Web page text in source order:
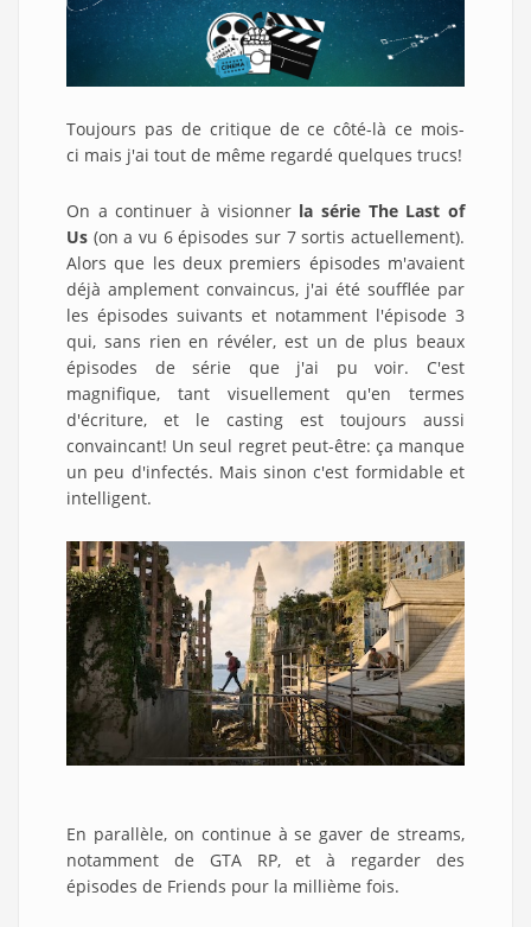
Toujours pas de critique de ce côté-là ce mois-
ci mais j'ai tout de même regardé quelques trucs!
On a continuer à visionner la série The Last of
Us (on a vu 6 épisodes sur 7 sortis actuellement).
Alors que les deux premiers épisodes m'avaient
déjà amplement convaincus, j'ai été soufflée par
les épisodes suivants et notamment l'épisode 3
qui, sans rien en révéler, est un de plus beaux
épisodes de série que j'ai pu voir. C'est
magnifique, tant visuellement qu'en termes
d'écriture, et le casting est toujours aussi
convaincant! Un seul regret peut-être: ça manque
un peu d'infectés. Mais sinon c'est formidable et
intelligent.
En parallèle, on continue à se gaver de streams,
notamment de GTA RP, et à regarder des
épisodes de Friends pour la millième fois.